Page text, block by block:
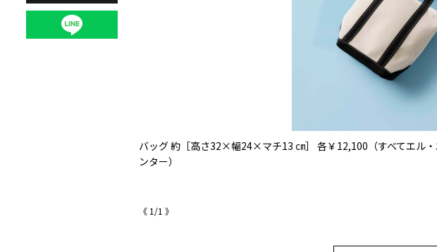
バッグ 約［高さ32×幅24×マチ13 ㎝］ 各￥12,100（すべてエル
ンター）
《 1 /1 》